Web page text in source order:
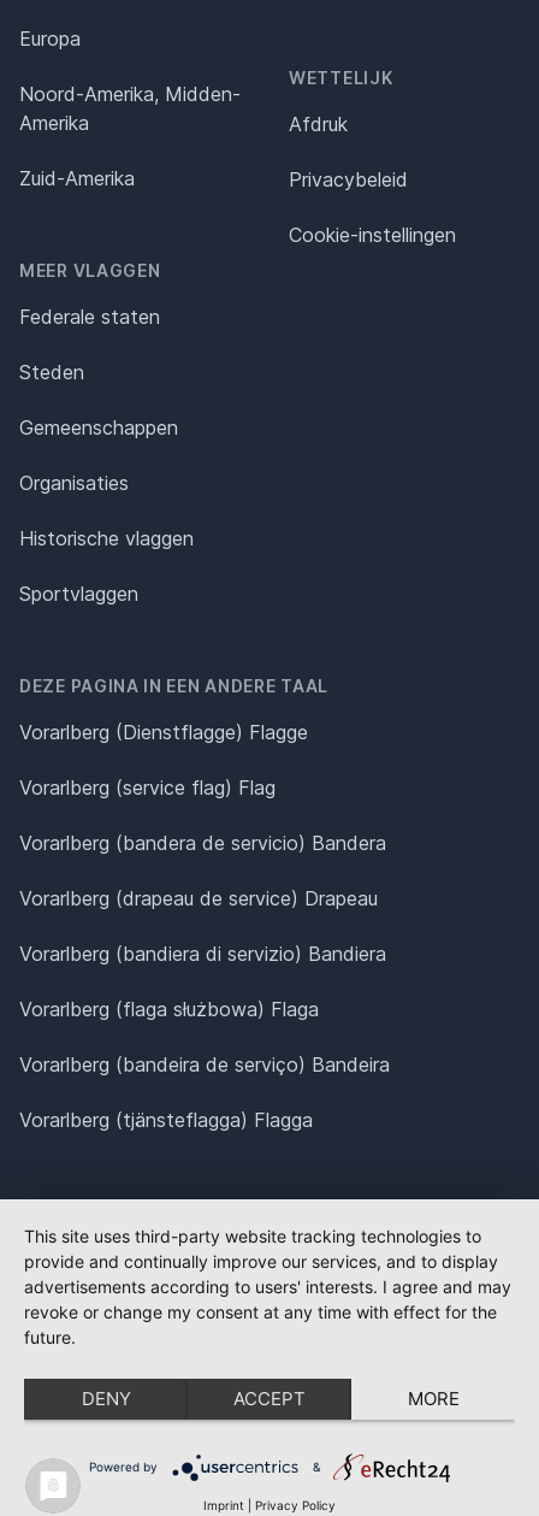
Europa
Noord-Amerika, Midden-
Amerika
Zuid-Amerika
MEER VLAGGEN
Federale staten
Steden
Gemeenschappen
Organisaties
Historische vlaggen
Sportvlaggen
WETTELIJK
Afdruk
Privacybeleid
Cookie-instellingen
DEZE PAGINA IN EEN ANDERE TAAL
Vorarlberg (Dienstflagge) Flagge
Vorarlberg (service flag) Flag
Vorarlberg (bandera de servicio) Bandera
Vorarlberg (drapeau de service) Drapeau
Vorarlberg (bandiera di servizio) Bandiera
Vorarlberg (flaga służbowa) Flaga
Vorarlberg (bandeira de serviço) Bandeira
Vorarlberg (tjänsteflagga) Flagga
This site uses third-party website tracking technologies to
provide and continually improve our services, and to display
advertisements according to users' interests. I agree and may
revoke or change my consent at any time with effect for the
future.
DENY ACCEPT MORE
Powered by &
Imprint Privacy Policy